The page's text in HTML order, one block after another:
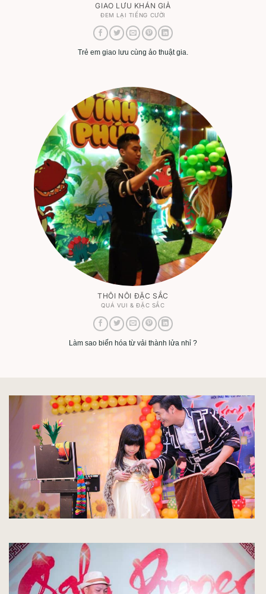
GIAO LƯU KHÁN GIẢ
ĐEM LẠI TIẾNG CƯỜI
Trẻ em giao lưu cùng ảo thuật gia.
THÔI NÔI ĐẶC SẮC
QUÁ VUI & ĐẶC SẮC
Làm sao biến hóa từ vải thành lửa nhỉ ?